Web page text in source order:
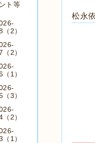
松永
ト等
（2）
（2）
（1）
（3）
（2）
（1）